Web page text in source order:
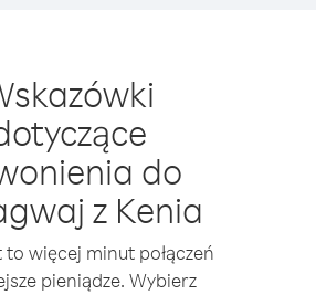
do
z Kenia
to więcej minut połączeń
pieniądze. Wybierz